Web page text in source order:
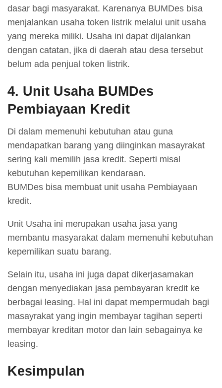
dasar bagi masyarakat. Karenanya BUMDes bisa
menjalankan usaha token listrik melalui unit usaha
yang mereka miliki. Usaha ini dapat dijalankan
dengan catatan, jika di daerah atau desa tersebut
belum ada penjual token listrik.
4. Unit Usaha BUMDes
Pembiayaan Kredit
Di dalam memenuhi kebutuhan atau guna
mendapatkan barang yang diinginkan masayrakat
sering kali memilih jasa kredit. Seperti misal
kebutuhan kepemilikan kendaraan.
BUMDes bisa membuat unit usaha Pembiayaan
kredit.
Unit Usaha ini merupakan usaha jasa yang
membantu masyarakat dalam memenuhi kebutuhan
kepemilikan suatu barang.
Selain itu, usaha ini juga dapat dikerjasamakan
dengan menyediakan jasa pembayaran kredit ke
berbagai leasing. Hal ini dapat mempermudah bagi
masayrakat yang ingin membayar tagihan seperti
membayar kreditan motor dan lain sebagainya ke
leasing.
Kesimpulan